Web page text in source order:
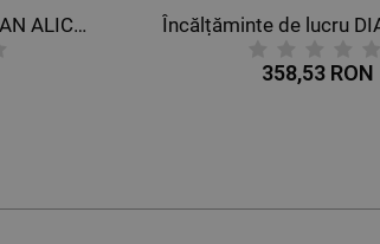
Încălțăminte de lucru DIAN ALICANTE ALBASTRU DESCHIS/ALB O1 FO SRC 3534
398,17 RON